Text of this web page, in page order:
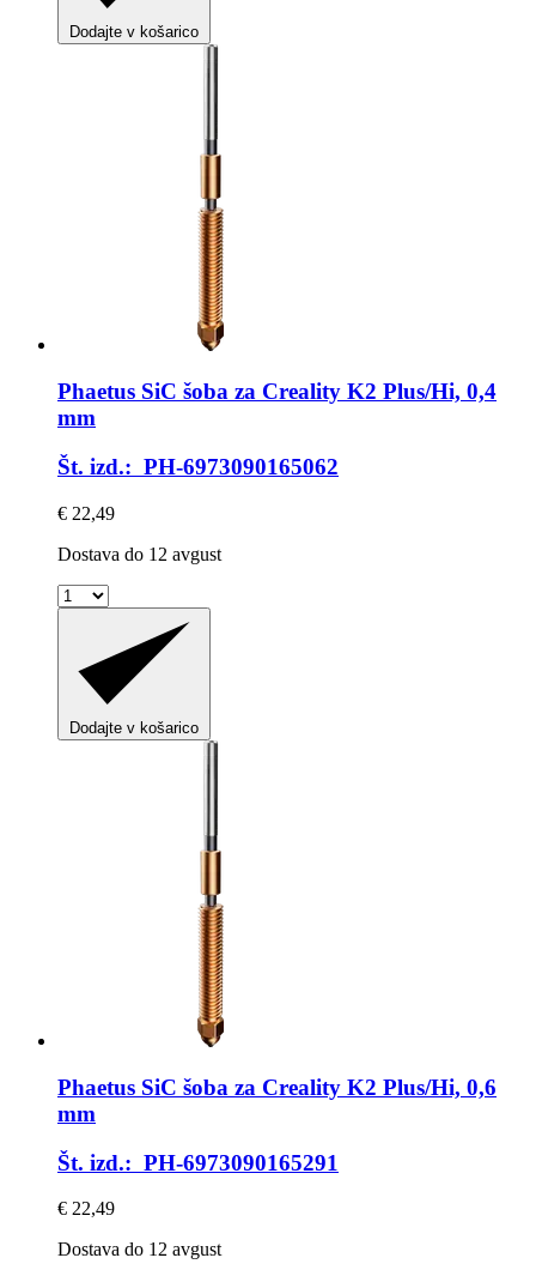
Dodajte v košarico
Phaetus SiC šoba za Creality K2 Plus/Hi, 0,4
mm
Št. izd.: PH-6973090165062
€ 22,49
Dostava do 12 avgust
Dodajte v košarico
Phaetus SiC šoba za Creality K2 Plus/Hi, 0,6
mm
Št. izd.: PH-6973090165291
€ 22,49
Dostava do 12 avgust